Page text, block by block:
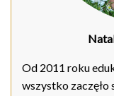
Od 2011 roku
wszystko zaczęło